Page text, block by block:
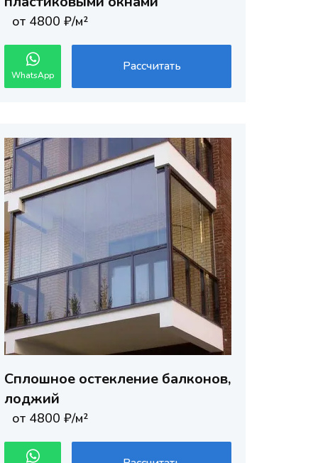
от 4800 ₽/м²
WhatsApp
Рассчитать
Сплошное остекление балконов,
лоджий
от 4800 ₽/м²